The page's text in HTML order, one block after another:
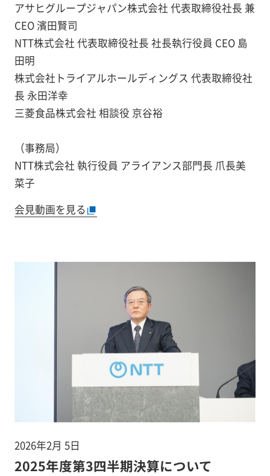
アサヒグループジャパン株式会社 代表取締役社長 兼
CEO 濱田賢司
NTT株式会社 代表取締役社長 社長執行役員 CEO 島
田明
株式会社トライアルホールディングス 代表取締役社
長 永田洋幸
三菱食品株式会社 相談役 京谷裕
（事務局）
NTT株式会社 執行役員 アライアンス部門長 爪長美
菜子
会見動画を見る
2026年2月 5日
2025年度第3四半期決算について